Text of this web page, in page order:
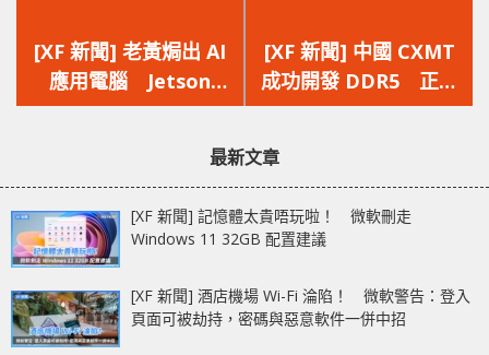
一
文
[XF 新聞] 老黃焗出 AI
應用電腦 Jetson
Orin Nano Super 僅
一
篇
文
[XF 新聞] 中國 CXMT
成功開發 DDR5 正面
挑戰 Samsung 和 SK
最新文章
[XF 新聞] 記憶體太貴唔玩啦！ 微軟刪走
Windows 11 32GB 配置建議
[XF 新聞] 酒店機場 Wi-Fi 淪陷！ 微軟警告：登入
頁面可被劫持，密碼與惡意軟件一併中招